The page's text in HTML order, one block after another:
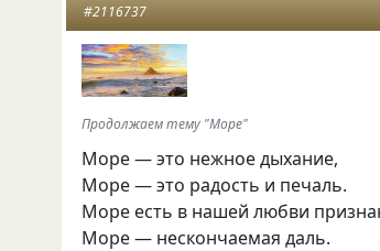
#2116737
Продолжаем тему "Море"
Море — это нежное дыхание,
Море — это радость и печаль.
Море есть в нашей любви
Море — нескончаемая даль.